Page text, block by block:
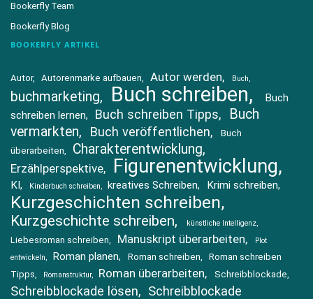
Bookerfly Team
Bookerfly Blog
BOOKERFLY ARTIKEL
Autor Autorenmarke aufbauen Autor werden Buch
buchmarketing Buch schreiben
Buch
schreiben lernen
Buch schreiben Tipps
Buch
vermarkten
Buch veröffentlichen
Buch
überarbeiten
Charakterentwicklung
Erzählperspektive Figurenentwicklung
KI Kinderbuch schreiben kreatives Schreiben Krimi schreiben
Kurzgeschichten schreiben
Kurzgeschichte schreiben künstliche Intelligenz
Liebesroman schreiben Manuskript überarbeiten
Plot
entwickeln
Roman planen Roman schreiben
Roman schreiben
Tipps
Romanstruktur Roman überarbeiten Schreibblockade
Schreibblockade lösen
Schreibblockade